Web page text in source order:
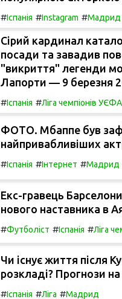
#Іспанія #Instagram #Мадрид
Сірий кардинал
посади та завадив
"викриття" легенди
Лапорти — 9 березня
#Іспанія #Ліга чемпіонів УЄФА
ФОТО. Мбаппе був
найпривабливіших
#Іспанія #Інтернет #Мадрид
Екс-гравець
нового наставника в
#Футболіст #Іспанія #Ліга
Чи існує життя після
розкладі? Прогнози
#Іспанія #Ліга #Мадрид